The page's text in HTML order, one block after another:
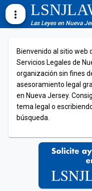
more_vert
Las Leyes en Nueva
Bienvenido al sitio web
Servicios Legales de
organización sin fines
asesoramiento legal
en Nueva Jersey.
tema legal o
búsqueda.